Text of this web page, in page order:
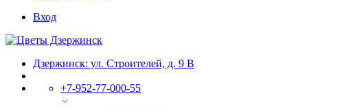
Вход
Дзержинск: ул. Строителей, д. 9 В
+7-952-77-000-55